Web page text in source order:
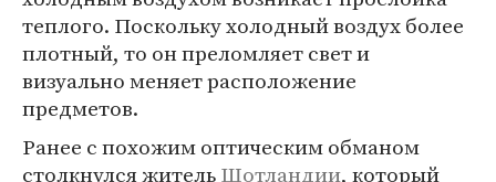
теплого. Поскольку холодный воздух более
плотный, то он преломляет свет и
визуально меняет расположение
предметов.
Ранее с похожим оптическим обманом
столкнулся жительШотландии, который